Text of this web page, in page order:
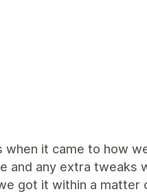
it came to how
and any extra tweaks
got it within a matter